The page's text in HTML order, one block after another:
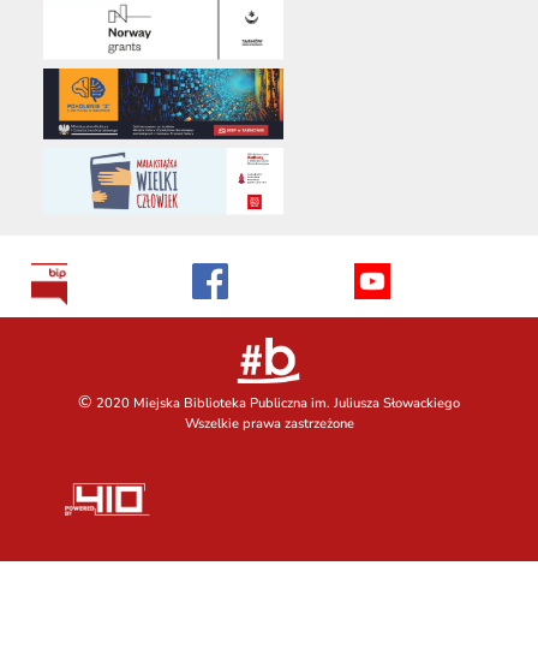
© 2020 Miejska Biblioteka Publiczna im. Juliusza Słowackiego
Wszelkie prawa zastrzeżone